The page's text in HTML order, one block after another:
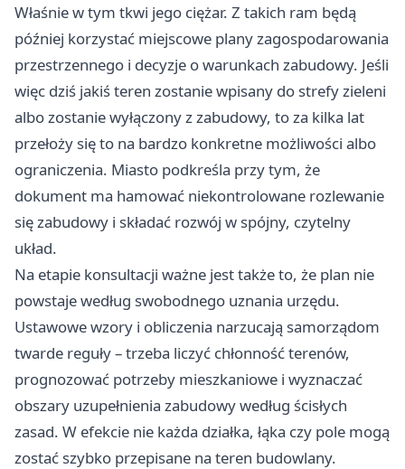
Właśnie w tym tkwi jego ciężar. Z takich ram będą
później korzystać miejscowe plany zagospodarowania
przestrzennego i decyzje o warunkach zabudowy. Jeśli
więc dziś jakiś teren zostanie wpisany do strefy zieleni
albo zostanie wyłączony z zabudowy, to za kilka lat
przełoży się to na bardzo konkretne możliwości albo
ograniczenia. Miasto podkreśla przy tym, że
dokument ma hamować niekontrolowane rozlewanie
się zabudowy i składać rozwój w spójny, czytelny
układ.
Na etapie konsultacji ważne jest także to, że plan nie
powstaje według swobodnego uznania urzędu.
Ustawowe wzory i obliczenia narzucają samorządom
twarde reguły – trzeba liczyć chłonność terenów,
prognozować potrzeby mieszkaniowe i wyznaczać
obszary uzupełnienia zabudowy według ścisłych
zasad. W efekcie nie każda działka, łąka czy pole mogą
zostać szybko przepisane na teren budowlany.